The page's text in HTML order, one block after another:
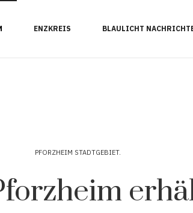
ENZKREIS BLAULICHT
PFORZHEIM STADTGEBIET